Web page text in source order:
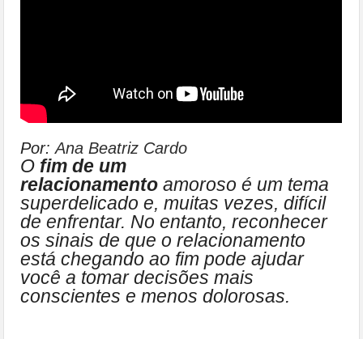
Por:Ana Beatriz Cardo
O fim de um
relacionamento amoroso é um tema
superdelicado e, muitas vezes, difícil
de enfrentar. No entanto, reconhecer
os sinais de que o relacionamento
está chegando ao fim pode ajudar
você a tomar decisões mais
conscientes e menos dolorosas.